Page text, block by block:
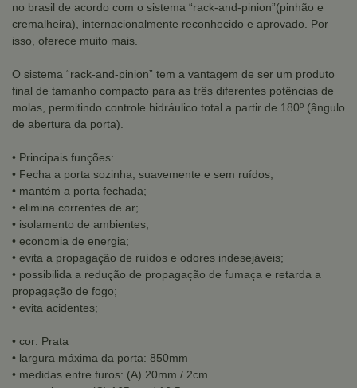
no brasil de acordo com o sistema “rack-and-pinion”(pinhão e
cremalheira), internacionalmente reconhecido e aprovado. Por
isso, oferece muito mais.
O sistema “rack-and-pinion” tem a vantagem de ser um produto
final de tamanho compacto para as três diferentes potências de
molas, permitindo controle hidráulico total a partir de 180º (ângulo
de abertura da porta).
• Principais funções:
• Fecha a porta sozinha, suavemente e sem ruídos;
• mantém a porta fechada;
• elimina correntes de ar;
• isolamento de ambientes;
• economia de energia;
• evita a propagação de ruídos e odores indesejáveis;
• possibilida a redução de propagação de fumaça e retarda a
propagação de fogo;
• evita acidentes;
• cor: Prata
• largura máxima da porta: 850mm
• medidas entre furos: (A) 20mm / 2cm